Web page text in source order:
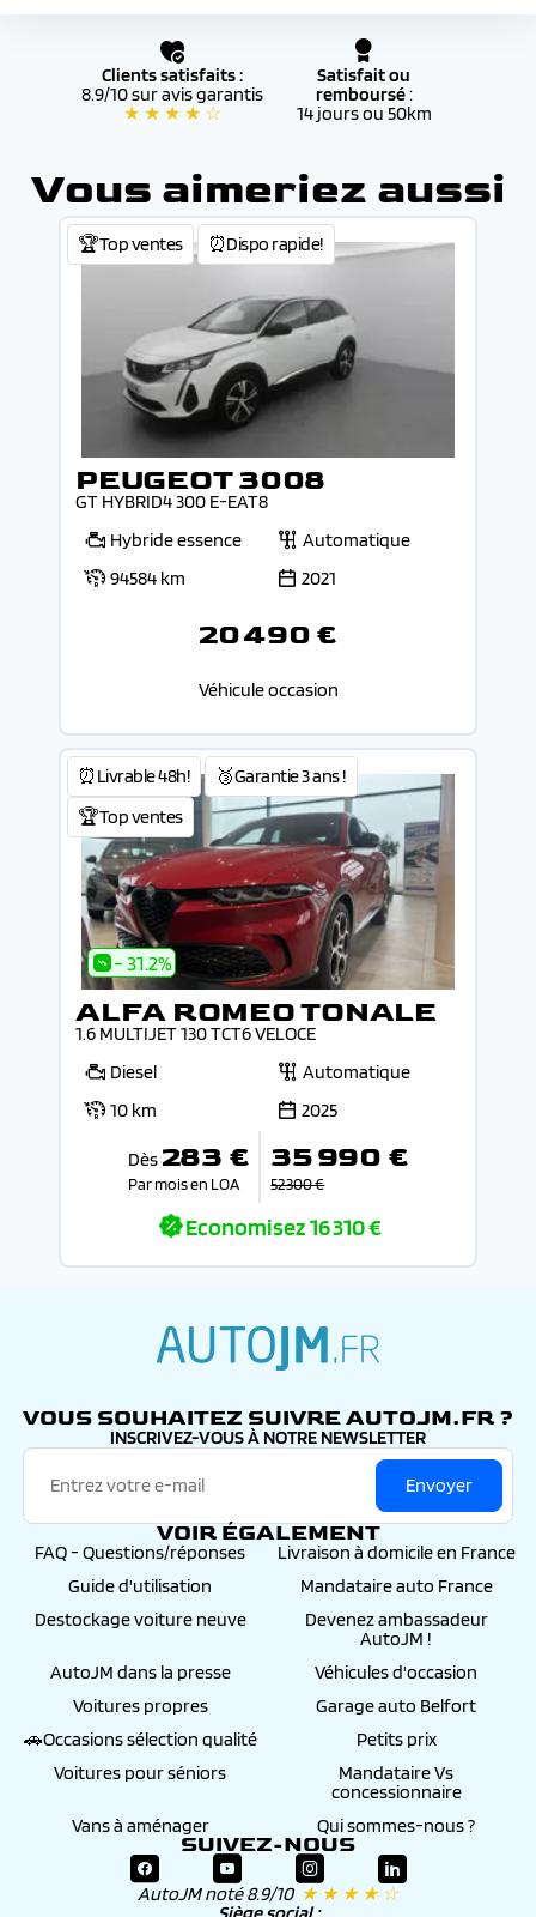
Clients satisfaits :
8.9/10 sur avis garantis
★ ★ ★ ★ ☆
Satisfait ou
remboursé:
14 jours ou 50km
Vous aimeriez aussi
🏆Top ventes ⏰Dispo rapide!
PEUGEOT 3008
GT HYBRID4 300 E-EAT8
Hybride essence
Automatique
94584 km
2021
20 490 €
Véhicule occasion
⏰Livrable 48h!
🥉Garantie 3 ans !
🏆Top ventes
- 31.2%
ALFA ROMEO TONALE
1.6 MULTIJET 130 TCT6 VELOCE
Diesel
Automatique
10 km
2025
Dès 283 €
Par mois en LOA
35 990 €
52 300 €
Economisez16 310 €
VOUS SOUHAITEZ SUIVRE AUTOJM.FR ?
INSCRIVEZ-VOUS À NOTRE NEWSLETTER
Envoyer
VOIR ÉGALEMENT
FAQ - Questions/réponses
Livraison à domicile en France
Guide d'utilisation
Mandataire auto France
Destockage voiture neuve
Devenez ambassadeur
AutoJM !
AutoJM dans la presse
Véhicules d'occasion
Voitures propres
Garage auto Belfort
🚗Occasions sélection qualité
Petits prix
Voitures pour séniors
Mandataire Vs
concessionnaire
Vans à aménager
Qui sommes-nous ?
SUIVEZ-NOUS
AutoJM noté 8.9/10 ★ ★ ★ ★ ☆